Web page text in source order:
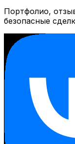
Портфолио,
безопасные